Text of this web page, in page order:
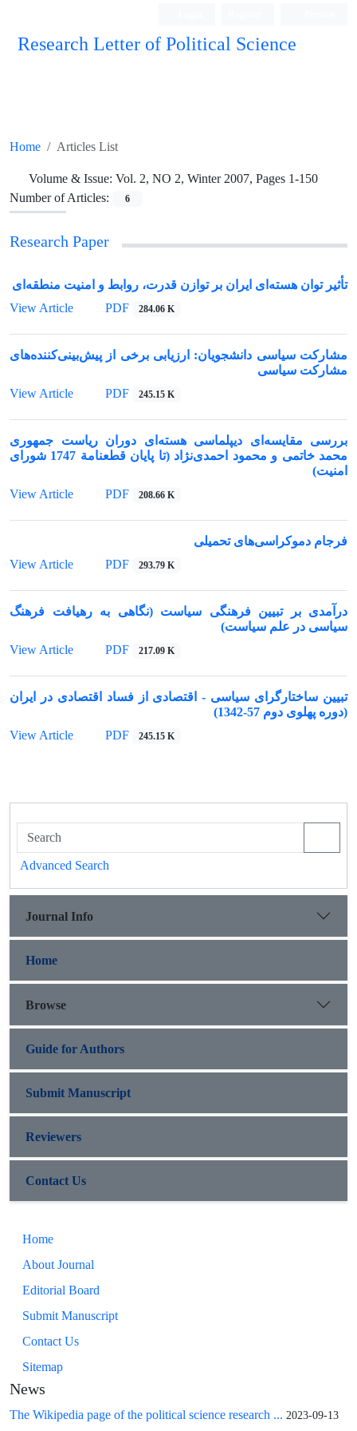
Research Letter of Political Science
Home Articles List
Volume & Issue: Vol. 2, NO 2, Winter 2007, Pages 1-150
Number of Articles:
6
Research Paper
تأثیر توان هسته‌ای ایران بر توازن قدرت، روابط و امنیت منطقه‌ای
View Article
PDF 284.06 K
مشارکت سیاسی دانشجویان: ارزیابی برخی از پیش‌بینی‌کننده‌های
مشارکت سیاسی
View Article
PDF 245.15 K
بررسی مقایسه‌ای دیپلماسی هسته‌ای دوران ریاست جمهوری
محمد خاتمی و محمود احمدی‌نژاد (تا پایان قطعنامة 1747 شورای
امنیت)
View Article
PDF 208.66 K
فرجام دموکراسی‌های تحمیلی
View Article
PDF 293.79 K
درآمدی بر تبیین فرهنگی سیاست (نگاهی به رهیافت فرهنگ
سیاسی در علم سیاست)
View Article
PDF 217.09 K
تبیین ساختارگرای سیاسی - اقتصادی از فساد اقتصادی در ایران
(دوره پهلوی دوم 57-1342)
View Article
PDF 245.15 K
Advanced Search
Journal Info
Home
Browse
Guide for Authors
Submit Manuscript
Reviewers
Contact Us
Home
About Journal
Editorial Board
Submit Manuscript
Contact Us
Sitemap
News
The Wikipedia page of the political science research ... 2023-09-13